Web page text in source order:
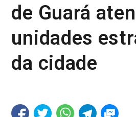
de Guará
unidades
da cidade